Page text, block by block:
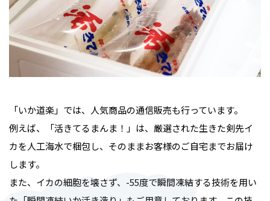
「いか道楽」では、人気商品の通信販売も行っています。
例えば、「活きてるまんま！」は、厳選された生きた剣先イ
カを人工海水で梱包し、そのままお客様のご自宅までお届け
します。
また、イカの細胞を壊さず、-55度で瞬間凍結する技術を用い